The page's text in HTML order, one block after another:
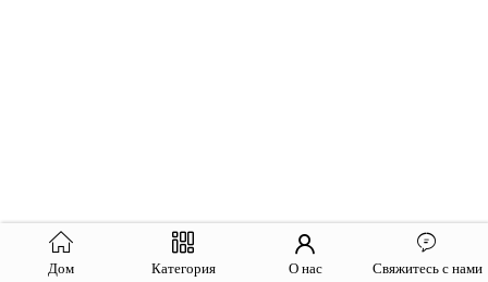
Дом Категория О нас Свяжитесь с нами